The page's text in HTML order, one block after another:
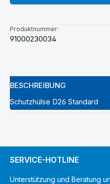
Produktnummer:
91000230034
BESCHREIBUNG
Schutzhülse D26 Standard
SERVICE-HOTLINE
Unterstützung und Beratung